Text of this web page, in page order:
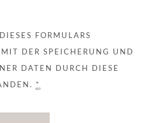
FORMULARS
DER SPEICHERUNG UND
DATEN DURCH DIESE
*